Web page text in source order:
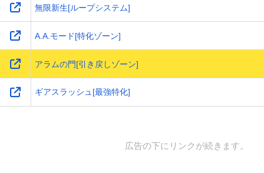
無限新生[ループシステム]
A.A.モード[特化ゾーン]
アラムの門[引き戻しゾーン]
ギアスラッシュ[最強特化]
広告の下にリンクが続きます。